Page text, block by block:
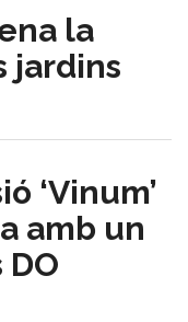
la
jardins
‘Vinum’
amb un